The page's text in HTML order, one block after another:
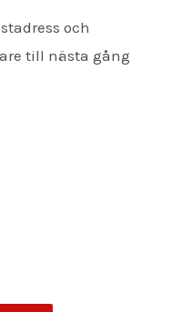
och
till nästa gång